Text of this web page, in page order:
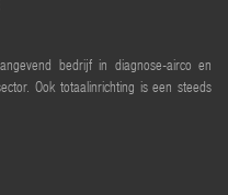
bedrijf in diagnose-airco en
Ook totaalinrichting is een steeds